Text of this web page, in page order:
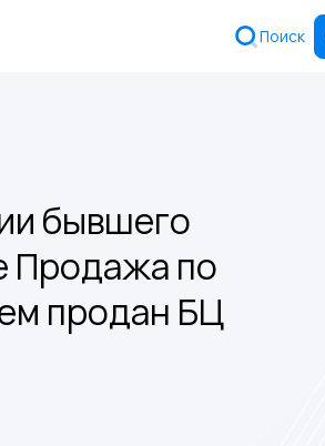
Поиск
бывшего
Продажа по
продан БЦ